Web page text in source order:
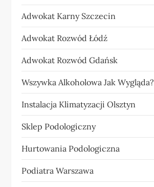
Adwokat Karny Szczecin
Adwokat Rozwód Łódź
Adwokat Rozwód Gdańsk
Wszywka Alkoholowa Jak Wygląda?
Instalacja Klimatyzacji Olsztyn
Sklep Podologiczny
Hurtowania Podologiczna
Podiatra Warszawa